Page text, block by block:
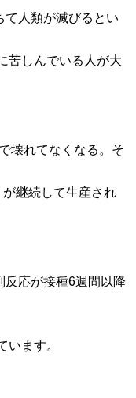
て人類が滅びるとい
苦しんでいる人が大
壊れてなくなる。そ
継続して生産され
反応が接種6週間以降
ます。